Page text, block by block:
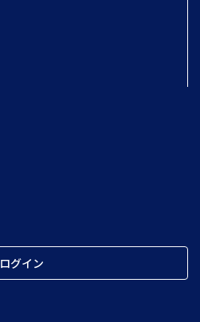
ログイン